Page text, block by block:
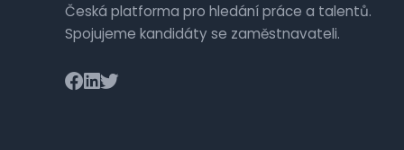
Česká platforma pro hledání práce a talentů.
Spojujeme kandidáty se zaměstnavateli.